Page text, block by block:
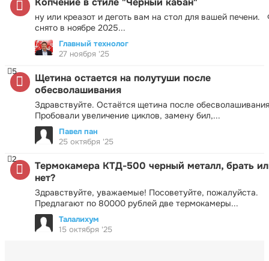
ну или креазот и деготь вам на стол для вашей печени.
снято в ноябре 2025...
Главный технолог
27 ноября '25
Щетина остается на полутуши после
обесволашивания
Здравствуйте. Остаётся щетина после
Пробовали увеличение циклов, замену бил,...
5
Павел пан
25 октября '25
Термокамера КТД-500 черный металл, брать
нет?
Здравствуйте, уважаемые! Посоветуйте, пожалуйста.
Предлагают по 80000 рублей две термокамеры...
2
Талалихум
15 октября '25